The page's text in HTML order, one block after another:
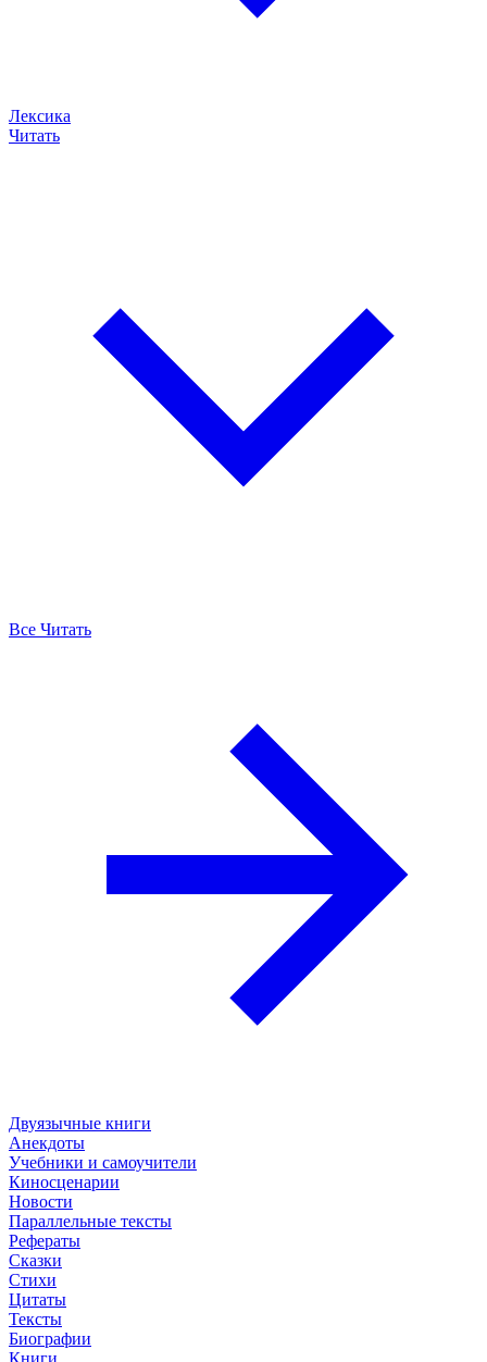
Лексика
Читать
Все Читать
Двуязычные книги
Анекдоты
Учебники и самоучители
Киносценарии
Новости
Параллельные тексты
Рефераты
Сказки
Стихи
Цитаты
Тексты
Биографии
Книги